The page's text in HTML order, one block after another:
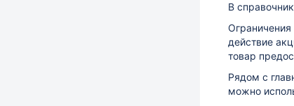
В
действие
товар
Рядом с
можно